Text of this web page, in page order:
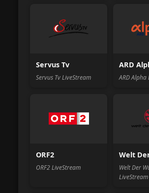
Servus Tv
Servus Tv LiveStream
ARD
ARD Alpha
ORF2
ORF2 LiveStream
Welt
Welt Der
LiveStream